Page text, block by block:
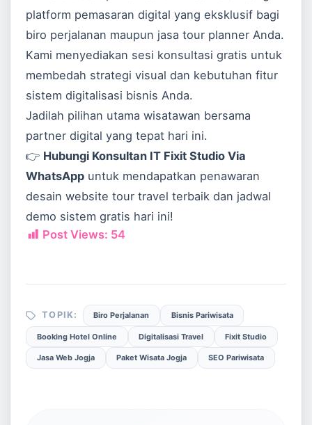
platform pemasaran digital yang eksklusif bagi
biro perjalanan maupun jasa tour planner Anda.
Kami menyediakan sesi konsultasi gratis untuk
membedah strategi visual dan kebutuhan fitur
sistem digitalisasi bisnis Anda.
Jadilah pilihan utama wisatawan bersama
partner digital yang tepat hari ini.
👉 Hubungi Konsultan IT Fixit Studio Via
WhatsApp untuk mendapatkan penawaran
desain website tour travel terbaik dan jadwal
demo sistem gratis hari ini!
Post Views: 54
TOPIK: Biro Perjalanan Bisnis Pariwisata
Booking Hotel Online Digitalisasi Travel Fixit Studio
Jasa Web Jogja Paket Wisata Jogja SEO Pariwisata